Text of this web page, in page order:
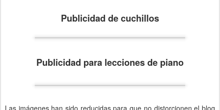
Publicidad de cuchillos
Publicidad para lecciones de piano
Las imágenes han sido reducidas para que no distorcionen el blog